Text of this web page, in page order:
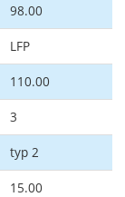
98.00
LFP
110.00
3
typ 2
15.00